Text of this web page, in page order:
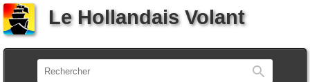
Le Hollandais Volant